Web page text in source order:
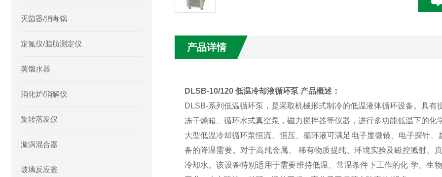
产品详情
DLSB-10/120 低温冷却液循环泵 产品概述：
DLSB-系列低温循环泵，是采取机械形式制冷的低温液体循环设备。具
冻干燥箱、循环水式真空泵，磁力搅拌器等仪器，进行多功能低温下的化
大型低温冷却循环泵恒流、恒压、循环液可满足电子显微镜、电子探针
备的降温需要。对于高纯金属、 稀有物质提纯、环境实验及磁控溅射、
冷却水。该设备特别适用于需要维持低温、常温条件下工作的化 学、生
灭菌器/消毒锅
定氮仪/脂肪测定仪
蒸馏水器
消化炉/消解仪
旋转蒸发仪
漩涡混合器
玻璃反应釜